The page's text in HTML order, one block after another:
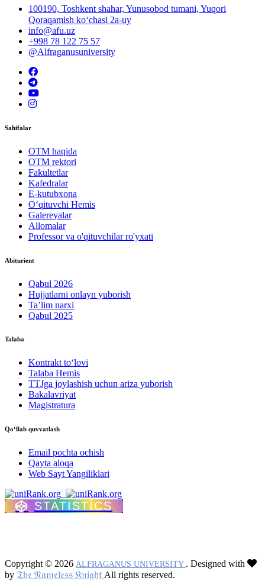
100190, Toshkent shahar, Yunusobod tumani, Yuqori
Qoraqamish ko‘chasi 2a-uy
info@afu.uz
+998 78 122 75 57
@Alfraganusuniversity
Sahifalar
OTM haqida
OTM rektori
Fakultetlar
Kafedralar
E-kutubxona
O‘qituvchi Hemis
Galereyalar
Allomalar
Professor va o'qituvchilar ro'yxati
Abiturient
Qabul 2026
Hujjatlarni onlayn yuborish
Ta’lim narxi
Qabul 2025
Talaba
Kontrakt to‘lovі
Talaba Hemis
TTJga joylashish uchun ariza yuborish
Bakalavriyat
Magistratura
Qo‘llab quvvatlash
Email pochta ochish
Qayta aloqa
Web Sayt Yangiliklari
STATISTICS
Copyright © 2026 ALFRAGANUS UNIVERSITY . Designed with
by 𝔗𝔥𝔢 𝔑𝔞𝔪𝔢𝔩𝔢𝔰𝔰 𝔎𝔫𝔦𝔤𝔥𝔱 All rights reserved.